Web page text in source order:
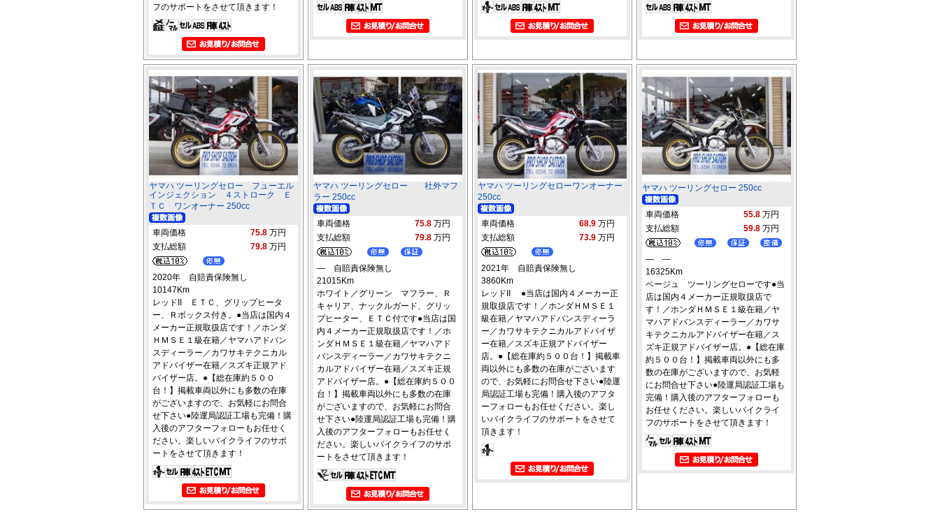
フのサポートをさせて頂きます！
ヤマハ ツーリングセロー フューエル
インジェクション ４ストローク Ｅ
ＴＣ ワンオーナー 250cc
車両価格 75.8 万円
支払総額
79.8 万円
2020年 自賠責保険無し
10147Km
レッドII ＥＴＣ、グリップヒータ
ー、Ｒボックス付き。●当店は国内４
メーカー正規取扱店です！／ホンダ
ＨＭＳＥ１級在籍／ヤマハアドバン
スディーラー／カワサキテクニカル
アドバイザー在籍／スズキ正規アド
バイザー店。●【総在庫約５００
台！】掲載車両以外にも多数の在庫
がございますので、お気軽にお問合
せ下さい●陸運局認証工場も完備！購
入後のアフターフォローもお任せく
ださい。楽しいバイクライフのサポ
ートをさせて頂きます！
ヤマハ ツーリングセロー 社外マフ
ラー 250cc
車両価格 75.8 万円
支払総額
79.8 万円
― 自賠責保険無し
21015Km
ホワイト／グリーン マフラー、Ｒ
キャリア、ナックルガード、グリッ
プヒーター、ＥＴＣ付です●当店は国
内４メーカー正規取扱店です！／ホ
ンダＨＭＳＥ１級在籍／ヤマハアド
バンスディーラー／カワサキテクニ
カルアドバイザー在籍／スズキ正規
アドバイザー店。●【総在庫約５００
台！】掲載車両以外にも多数の在庫
がございますので、お気軽にお問合
せ下さい●陸運局認証工場も完備！購
入後のアフターフォローもお任せく
ださい。楽しいバイクライフのサポ
ートをさせて頂きます！
ヤマハ ツーリングセローワンオーナー
250cc
車両価格 68.9 万円
支払総額
73.9 万円
2021年 自賠責保険無し
3860Km
レッドII ●当店は国内４メーカー正
規取扱店です！／ホンダＨＭＳＥ１
級在籍／ヤマハアドバンスディーラ
ー／カワサキテクニカルアドバイザ
ー在籍／スズキ正規アドバイザー
店。●【総在庫約５００台！】掲載車
両以外にも多数の在庫がございます
ので、お気軽にお問合せ下さい●陸運
局認証工場も完備！購入後のアフタ
ーフォローもお任せください。楽し
いバイクライフのサポートをさせて
頂きます！
ヤマハ ツーリングセロー 250cc
車両価格 55.8 万円
支払総額
59.8 万円
― ―
16325Km
ベージュ ツーリングセローです●当
店は国内４メーカー正規取扱店で
す！／ホンダＨＭＳＥ１級在籍／ヤ
マハアドバンスディーラー／カワサ
キテクニカルアドバイザー在籍／ス
ズキ正規アドバイザー店。●【総在庫
約５００台！】掲載車両以外にも多
数の在庫がございますので、お気軽
にお問合せ下さい●陸運局認証工場も
完備！購入後のアフターフォローも
お任せください。楽しいバイクライ
フのサポートをさせて頂きます！